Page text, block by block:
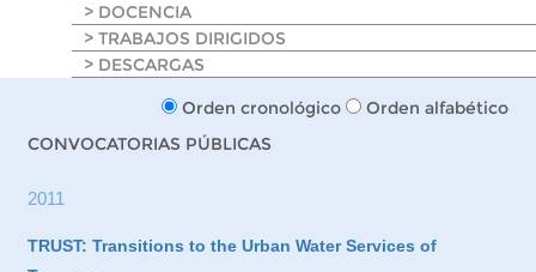
> DOCENCIA
> TRABAJOS DIRIGIDOS
> DESCARGAS
Orden cronológico
Orden alfabético
CONVOCATORIAS PÚBLICAS
2011
TRUST: Transitions to the Urban Water Services of